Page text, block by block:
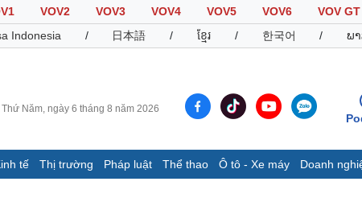
VOV2 VOV3 VOV4 VOV5 VOV6
VOV GT
Indonesia / 日本語 / ខ្មែរ / 한국어 / ພ
Thứ Năm, ngày 6 tháng 8 năm 2026
tế Thị trường Pháp luật Thể thao Ô tô - Xe máy Doanh